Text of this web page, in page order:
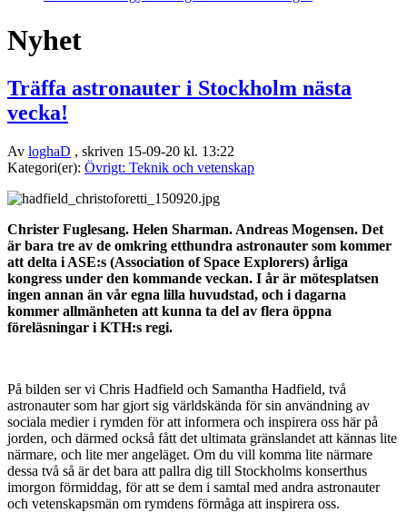
Nyhet
Träffa astronauter i Stockholm nästa
vecka!
Av loghaD , skriven 15-09-20 kl. 13:22
Kategori(er): Övrigt: Teknik och vetenskap
Christer Fuglesang. Helen Sharman. Andreas Mogensen. Det
är bara tre av de omkring etthundra astronauter som kommer
att delta i ASE:s (Association of Space Explorers) årliga
kongress under den kommande veckan. I år är mötesplatsen
ingen annan än vår egna lilla huvudstad, och i dagarna
kommer allmänheten att kunna ta del av flera öppna
föreläsningar i KTH:s regi.
På bilden ser vi Chris Hadfield och Samantha Hadfield, två
astronauter som har gjort sig världskända för sin användning av
sociala medier i rymden för att informera och inspirera oss här på
jorden, och därmed också fått det ultimata gränslandet att kännas lite
närmare, och lite mer angeläget. Om du vill komma lite närmare
dessa två så är det bara att pallra dig till Stockholms konserthus
imorgon förmiddag, för att se dem i samtal med andra astronauter
och vetenskapsmän om rymdens förmåga att inspirera oss.